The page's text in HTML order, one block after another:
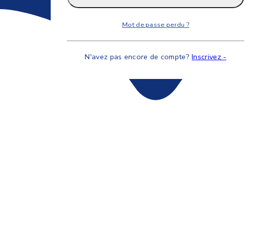
Mot de passe perdu ?
N'avez pas encore de compte?Inscrivez -